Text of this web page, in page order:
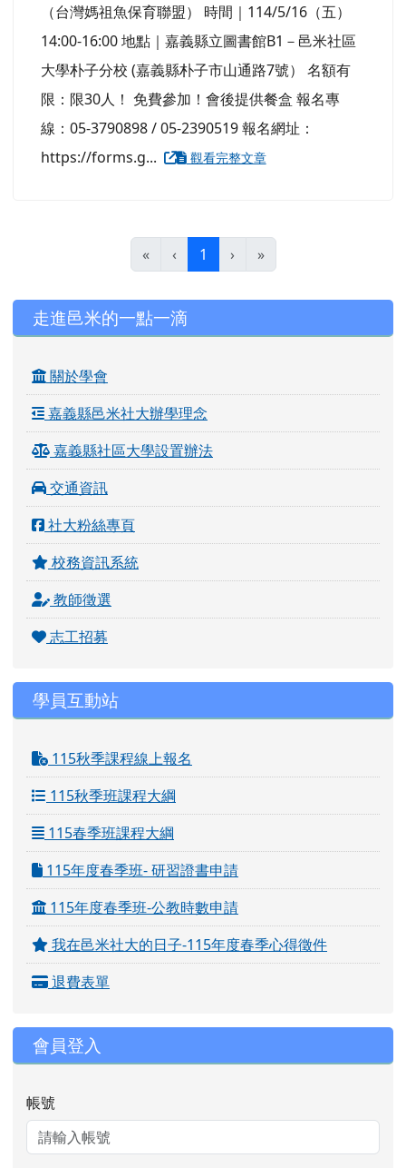
（台灣媽祖魚保育聯盟） 時間｜114/5/16（五）
14:00-16:00 地點｜嘉義縣立圖書館B1－邑米社區
大學朴子分校 (嘉義縣朴子市山通路7號） 名額有
限：限30人！ 免費參加！會後提供餐盒 報名專
線：05-3790898 / 05-2390519 報名網址：
https://forms.g...
觀看完整文章
« ‹ 1 (目前頁次)
› »
左邊區域內容
走進邑米的一點一滴
關於學會
嘉義縣邑米社大辦學理念
嘉義縣社區大學設置辦法
交通資訊
社大粉絲專頁
校務資訊系統
教師徵選
志工招募
學員互動站
115秋季課程線上報名
115秋季班課程大綱
115春季班課程大綱
115年度春季班- 研習證書申請
115年度春季班-公教時數申請
我在邑米社大的日子-115年度春季心得徵件
退費表單
會員登入
帳號